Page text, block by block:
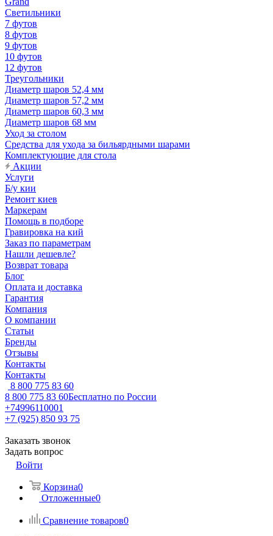
Светильники
7 футов
8 футов
9 футов
10 футов
12 футов
Треугольники
Диаметр шаров 52,4 мм
Диаметр шаров 57,2 мм
Диаметр шаров 60,3 мм
Диаметр шаров 68 мм
Уход за столом
Средства для ухода за бильярдными шарами
Комплектующие для стола
Акции
Услуги
Б/у кии
Ремонт киев
Маркерам
Помощь в подборе
Гравировка на кий
Заказ по параметрам
Нашли дешевле?
Возврат товара
Блог
Оплата и доставка
Гарантия
Компания
О компании
Статьи
Бренды
Отзывы
Контакты
Контакты
8 800 775 83 60
8 800 775 83 60Бесплатно по России
+74996110001
+7 (925) 850 93 75
Заказать звонок
Задать вопрос
Войти
Корзина0
Отложенные0
Сравнение товаров0